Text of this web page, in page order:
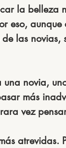
la belleza
eso,
las novias,
novia,
más
vez
atrevidas.